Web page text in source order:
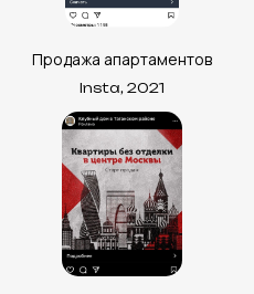
Продажа апартаментов
Insta, 2021